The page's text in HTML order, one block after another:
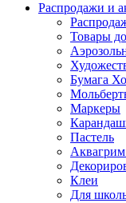
Распродажи и
Товары
Бумага
Маркеры
Пастель
Клеи
Для